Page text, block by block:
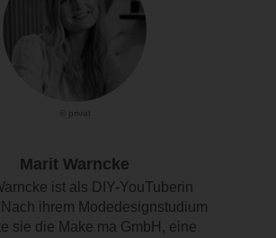
© privat
Marit Warncke
ist als DIY-YouTuberin
Nach ihrem Modedesignstudium
sie die Make ma GmbH, eine